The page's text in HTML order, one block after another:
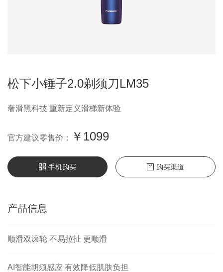
松下小锤子2.0剃须刀LM35
奢滑黑科技 重新定义滑梯新体验
官方建议零售价： ￥1099
手机购买 购买渠道
产品信息
顺滑双滚轮 不易拉扯 更顺滑
AI智能胡须感应 有效降低肌肤负担